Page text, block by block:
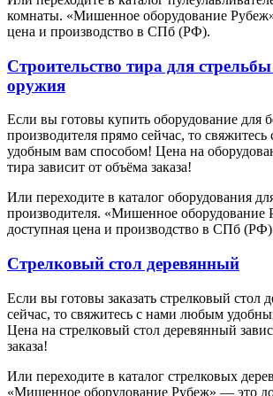
комнаты. «Мишенное оборудование
цена и производство в СПб (РФ).
Строительство тира для стрельбы
оружия
Если вы готовы купить оборудование для
производителя прямо сейчас, то
удобным вам способом! Цена на
тира зависит от объёма заказа!
Или переходите в каталог оборудования
производителя. «Мишенное
доступная цена и производство в СПб
Стрелковый стол деревянный
Если вы готовы заказать стрелковый стол
сейчас, то свяжитесь с нами любым
Цена на стрелковый стол деревянный
заказа!
Или переходите в каталог стрелковых
«Мишенное оборудование Рубеж» — это